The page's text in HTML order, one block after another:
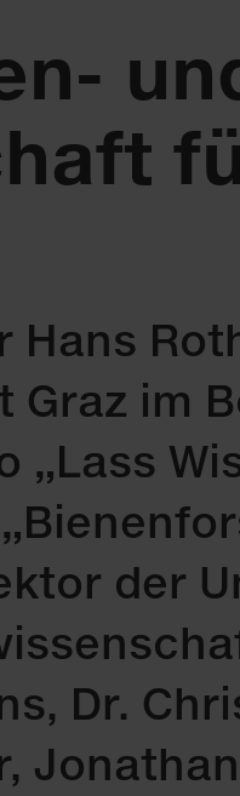
Hans
Graz im
der
Dr.